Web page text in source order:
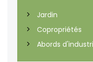
Jardin
Copropriétés
Abords